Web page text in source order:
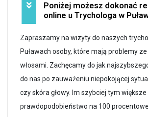
Poniżej możesz dokonać
online u Trychologa w
Zapraszamy na wizyty do naszych
Puławach osoby, które mają problemy ze
włosami. Zachęcamy do jak
do nas po zauważeniu niepokojącej
czy skóra głowy. Im szybciej tym większe
prawdopodobieństwo na 100